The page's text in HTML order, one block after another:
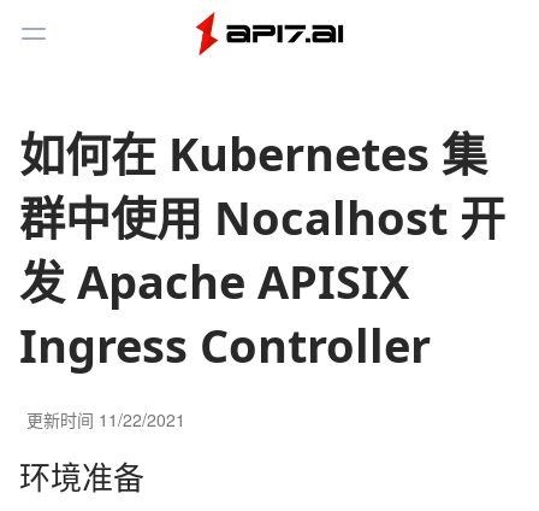
Toggle Menu
如何在 Kubernetes 集
群中使用 Nocalhost 开
发 Apache APISIX
Ingress Controller
更新时间 11/22/2021
环境准备